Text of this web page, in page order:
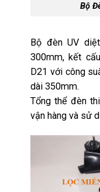
Bộ
Bộ đèn UV
300mm, kết
D21 với công
dài 350mm.
Tổng thể đèn
vận hàng và sử